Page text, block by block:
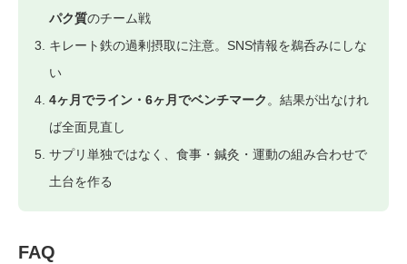
パク質のチーム戦
キレート鉄の過剰摂取に注意。SNS情報を鵜呑みにしな
い
4ヶ月でライン・6ヶ月でベンチマーク 。結果が出なけれ
ば全面見直し
サプリ単独ではなく、食事・鍼灸・運動の組み合わせで
土台を作る
FAQ